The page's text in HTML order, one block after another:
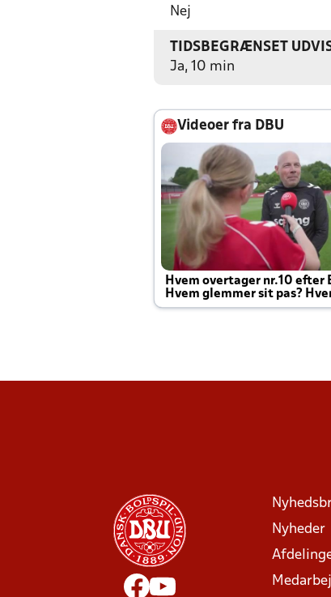
Nej
TIDSBEGRÆNSET
Ja, 10 min
Videoer fra DBU
Hvem overtager nr.10 efter
Hvem glemmer sit pas?
Joachim altid til efter
Nyheder